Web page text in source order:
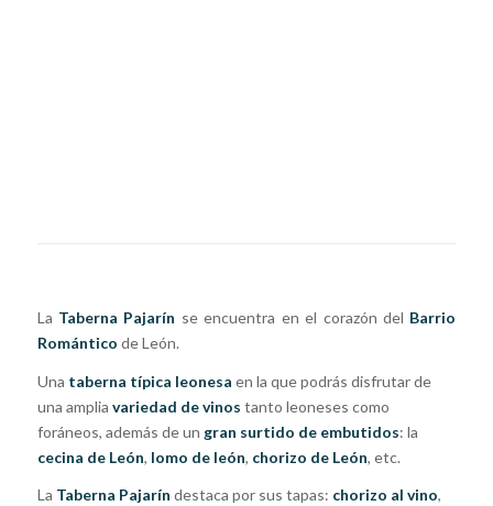
La Taberna Pajarín se encuentra en el corazón del Barrio
Romántico de León.
Una taberna típica leonesa en la que podrás disfrutar de
una amplia variedad de vinos tanto leoneses como
foráneos, además de un gran surtido de embutidos: la
cecina de León, lomo de león, chorizo de León, etc.
La Taberna Pajarín destaca por sus tapas: chorizo al vino,